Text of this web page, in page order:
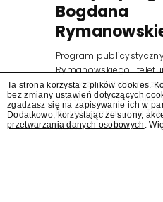
Bogdana
Program
Rymanowskiego i
muzyczny "Hitster.
znajdą się wśród
Polsat przejmuje od
Masters".
Ta strona korzysta z plików cookies.
bez zmiany ustawień dotyczących
zgadzasz się na zapisywanie ich w
Dodatkowo, korzystając ze strony,
przetwarzania danych osobowych .